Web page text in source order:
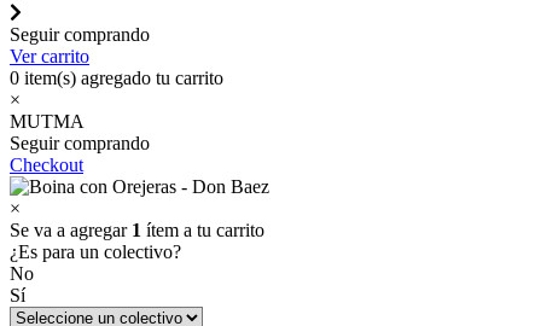
Seguir comprando
Ver carrito
0 item(s) agregado tu carrito
×
MUTMA
Seguir comprando
Checkout
×
Se va a agregar 1 ítem a tu carrito
¿Es para un colectivo?
No
Sí